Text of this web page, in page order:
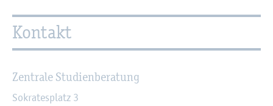
Kon­takt
Zen­tra­le Stu­di­en­be­ra­tung
So­kra­tes­platz 3